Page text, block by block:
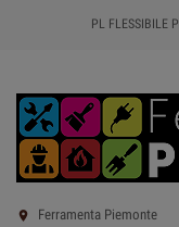
PL FLESSIBILE

Ferramenta Piemonte